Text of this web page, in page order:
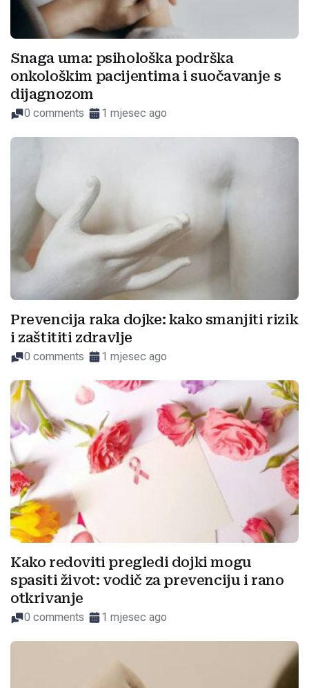
Snaga uma: psihološka podrška
onkološkim pacijentima i suočavanje s
dijagnozom
0 comments 1 mjesec ago
Prevencija raka dojke: kako smanjiti rizik
i zaštititi zdravlje
0 comments 1 mjesec ago
Kako redoviti pregledi dojki mogu
spasiti život: vodič za prevenciju i rano
otkrivanje
0 comments 1 mjesec ago